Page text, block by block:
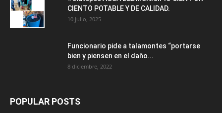
CIENTO POTABLE Y DE CALIDAD.
10 julio, 2025
Funcionario pide a talamontes “portarse
bien y piensen en el daño...
8 diciembre, 2022
POPULAR POSTS